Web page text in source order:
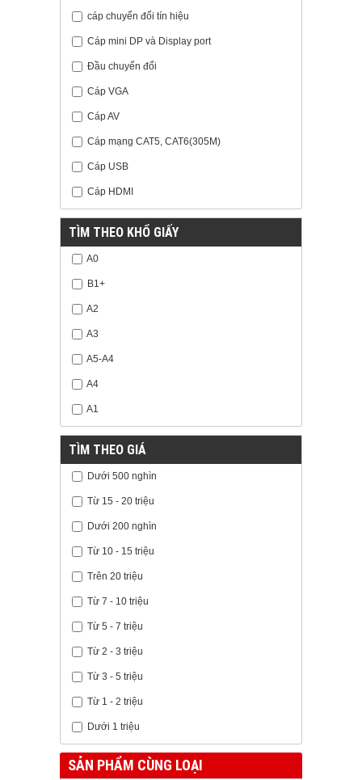
cáp chuyển đổi tín hiệu
Cáp mini DP và Display port
Đầu chuyển đổi
Cáp VGA
Cáp AV
Cáp mạng CAT5, CAT6(305M)
Cáp USB
Cáp HDMI
TÌM THEO KHỔ GIẤY
A0
B1+
A2
A3
A5-A4
A4
A1
TÌM THEO GIÁ
Dưới 500 nghìn
Từ 15 - 20 triệu
Dưới 200 nghìn
Từ 10 - 15 triệu
Trên 20 triệu
Từ 7 - 10 triệu
Từ 5 - 7 triệu
Từ 2 - 3 triệu
Từ 3 - 5 triệu
Từ 1 - 2 triệu
Dưới 1 triệu
SẢN PHẨM CÙNG LOẠI